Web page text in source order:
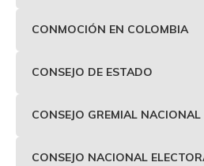
CONMOCIÓN EN COLOMBIA
CONSEJO DE ESTADO
CONSEJO GREMIAL NACIONAL
CONSEJO NACIONAL